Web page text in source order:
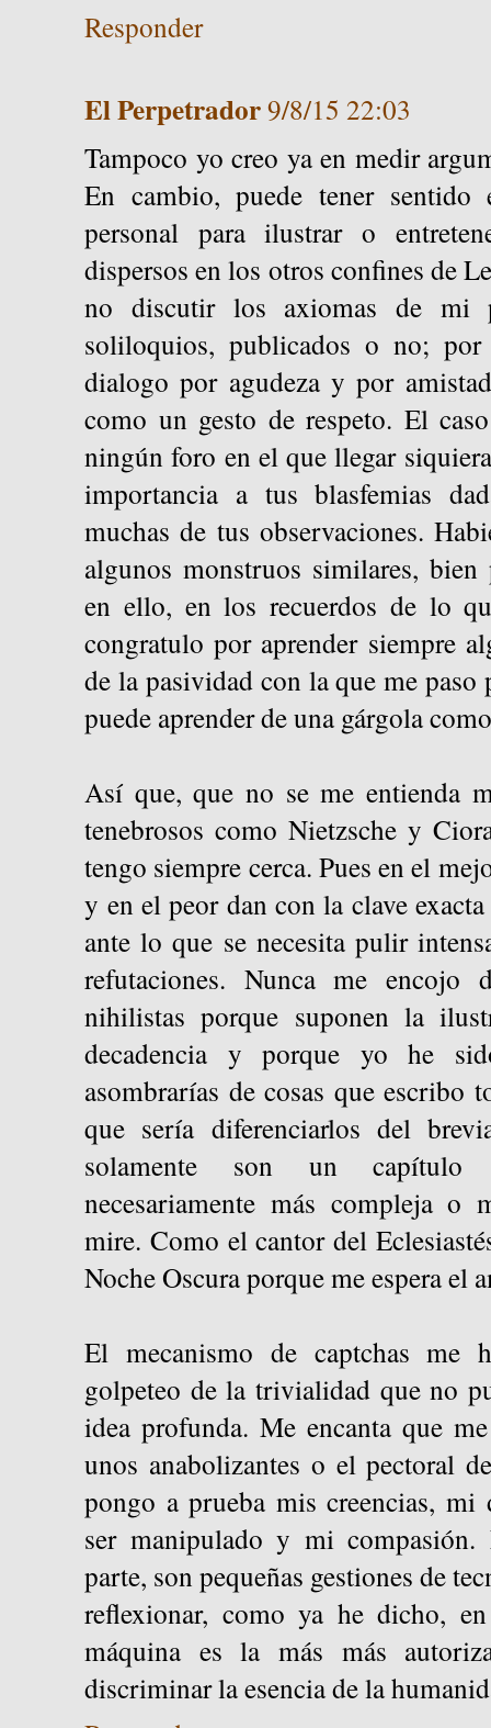
Responder
El Perpetrador9/8/15 22:03
Tampoco yo creo ya en medir
En cambio, puede tener
personal para ilustrar o
dispersos en los otros confines de
no discutir los axiomas de mi
soliloquios, publicados o no; por
dialogo por agudeza y por
como un gesto de respeto. El
ningún foro en el que llegar
importancia a tus blasfemias
muchas de tus observaciones.
algunos monstruos similares, bien
en ello, en los recuerdos de lo
congratulo por aprender siempre
de la pasividad con la que me paso
puede aprender de una gárgola
Así que, que no se me entienda
tenebrosos como Nietzsche y
tengo siempre cerca. Pues en el
y en el peor dan con la clave
ante lo que se necesita pulir
refutaciones. Nunca me encojo
nihilistas porque suponen la
decadencia y porque yo he
asombrarías de cosas que
que sería diferenciarlos del
solamente son un
necesariamente más compleja o
mire. Como el cantor del
Noche Oscura porque me espera el
El mecanismo de captchas me
golpeteo de la trivialidad que no
idea profunda. Me encanta que
unos anabolizantes o el pectoral
pongo a prueba mis creencias, mi
ser manipulado y mi compasión.
parte, son pequeñas gestiones de
reflexionar, como ya he dicho,
máquina es la más más
discriminar la esencia de la